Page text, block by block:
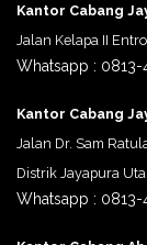
Kantor Cabang
Jalan Kelapa II
Whatsapp : 0813-
Kantor Cabang
Jalan Dr. Sam
Distrik Jayapura
Whatsapp : 0813-